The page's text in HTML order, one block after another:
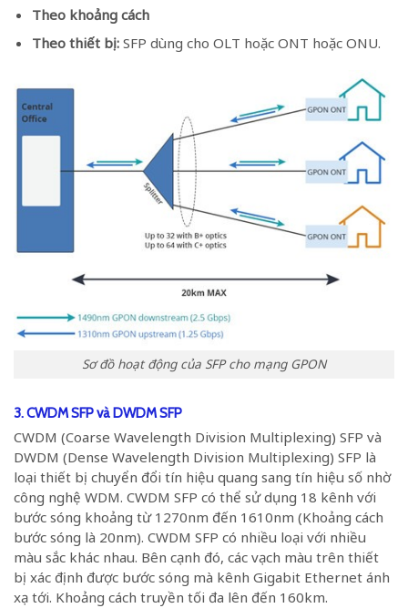
Theo khoảng cách
Theo thiết bị: SFP dùng cho OLT hoặc ONT hoặc ONU.
Sơ đồ hoạt động của SFP cho mạng GPON
3. CWDM SFP và DWDM SFP
CWDM (Coarse Wavelength Division Multiplexing) SFP và
DWDM (Dense Wavelength Division Multiplexing) SFP là
loại thiết bị chuyển đổi tín hiệu quang sang tín hiệu số nhờ
công nghệ WDM. CWDM SFP có thể sử dụng 18 kênh với
bước sóng khoảng từ 1270nm đến 1610nm (Khoảng cách
bước sóng là 20nm). CWDM SFP có nhiều loại với nhiều
màu sắc khác nhau. Bên cạnh đó, các vạch màu trên thiết
bị xác định được bước sóng mà kênh Gigabit Ethernet ánh
xạ tới. Khoảng cách truyền tối đa lên đến 160km.